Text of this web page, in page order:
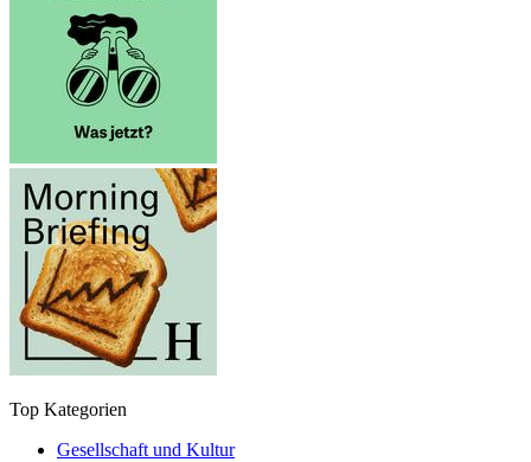
Top Kategorien
Gesellschaft und Kultur